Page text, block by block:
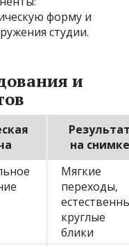
форму и
студии.
и
на снимке
Мягкие
переходы‚
круглые
блики